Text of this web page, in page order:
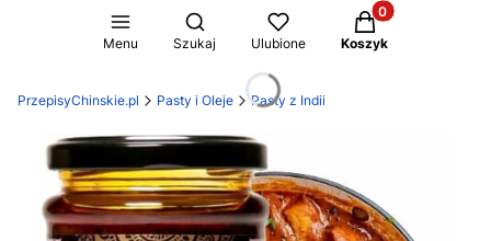
Menu
Otwórz wyszukiwarkę
Szukaj Ulubione
Produkty w
Koszyk
PrzepisyChinskie.pl Pasty i Oleje Pasty z Indii